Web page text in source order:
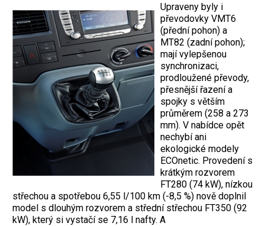
Upraveny byly i
převodovky VMT6
(přední pohon) a
MT82 (zadní pohon);
mají vylepšenou
synchronizaci,
prodloužené převody,
přesnější řazení a
spojky s větším
průměrem (258 a 273
mm). V nabídce opět
nechybí ani
ekologické modely
ECOnetic. Provedení s
krátkým rozvorem
FT280 (74 kW), nízkou
střechou a spotřebou 6,55 l/100 km (-8,5 %) nově doplnil
model s dlouhým rozvorem a střední střechou FT350 (92
kW), který si vystačí se 7,16 l nafty. A